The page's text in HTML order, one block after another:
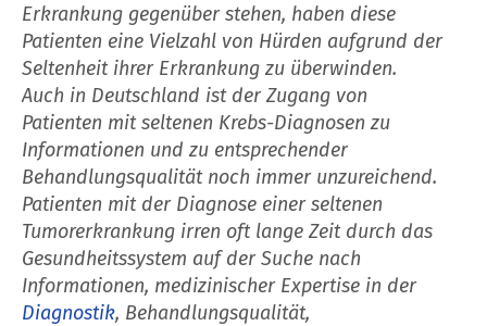
Erkrankung gegenüber stehen, haben diese
Patienten eine Vielzahl von Hürden aufgrund der
Seltenheit ihrer Erkrankung zu überwinden.
Auch in Deutschland ist der Zugang von
Patienten mit seltenen Krebs-Diagnosen zu
Informationen und zu entsprechender
Behandlungsqualität noch immer unzureichend.
Patienten mit der Diagnose einer seltenen
Tumorerkrankung irren oft lange Zeit durch das
Gesundheitssystem auf der Suche nach
Informationen, medizinischer Expertise in der
Diagnostik, Behandlungsqualität,